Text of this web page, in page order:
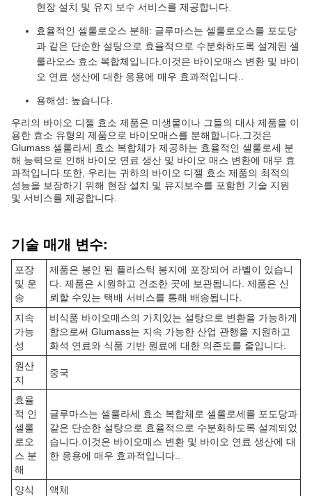
현장 설치 및 유지 보수 서비스를 제공합니다.
효율적인 셀룰로오스 분해: 글루마스는 셀룰로오스를 포도당
과 같은 단순한 설탕으로 효율적으로 수분화하도록 설계된 셀
룰라오스 효소 복합체입니다.이것은 바이오매스 변환 및 바이
오 연료 생산에 대한 응용에 매우 효과적입니다..
용해성: 높습니다.
우리의 바이오 디젤 효소 제품은 미생물이나 그들의 대사 제품을 이
용한 효소 유형의 제품으로 바이오매스를 분해합니다.그것은
Glumass 셀룰라세 효소 복합체가 제공하는 효율적인 셀룰로세 분
해 능력으로 인해 바이오 연료 생산 및 바이오 매스 변환에 매우 효
과적입니다.또한, 우리는 귀하의 바이오 디젤 효소 제품의 최적의
성능을 보장하기 위해 현장 설치 및 유지보수를 포함한 기술 지원
및 서비스를 제공합니다.
기술 매개 변수:
포장
및 운
송
제품은 봉인 된 플라스틱 봉지에 포장되어 라벨이 있습니
다. 제품은 시원하고 건조한 곳에 보관됩니다. 제품은 신
뢰할 수있는 택배 서비스를 통해 배송됩니다.
지속
가능
성
비식품 바이오매스의 가치있는 설탕으로 변환을 가능하게
함으로써 Glumass는 지속 가능한 산업 관행을 지원하고
화석 연료와 식품 기반 원료에 대한 의존도를 줄입니다.
원산
지
중국
효율
적 인
셀룰
로오
스 분
해
글루마스는 셀룰라세 효소 복합체로 셀룰로세를 포도당과
같은 단순한 설탕으로 효율적으로 수분화하도록 설계되었
습니다.이것은 바이오매스 변환 및 바이오 연료 생산에 대
한 응용에 매우 효과적입니다..
양식
액체